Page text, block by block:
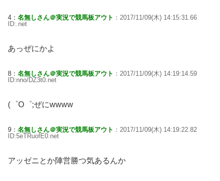
4： 名無しさん＠実況で競馬板アウト ：2017/11/09(木) 14:15:31.66
ID:.net
あっぜにかよ
8： 名無しさん＠実況で競馬板アウト ：2017/11/09(木) 14:19:14.59
ID:nno/DZ3t0.net
(゜O゜;ぜにwwww
9： 名無しさん＠実況で競馬板アウト ：2017/11/09(木) 14:19:22.82
ID:5eTRuofE0.net
アッゼニとか陣営勝つ気あるんか